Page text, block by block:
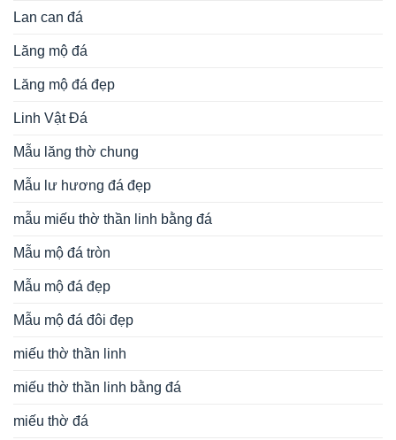
Lan can đá
Lăng mộ đá
Lăng mộ đá đẹp
Linh Vật Đá
Mẫu lăng thờ chung
Mẫu lư hương đá đẹp
mẫu miếu thờ thần linh bằng đá
Mẫu mộ đá tròn
Mẫu mộ đá đẹp
Mẫu mộ đá đôi đẹp
miếu thờ thần linh
miếu thờ thần linh bằng đá
miếu thờ đá